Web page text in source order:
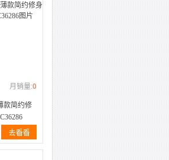
月销量:0
款简约修